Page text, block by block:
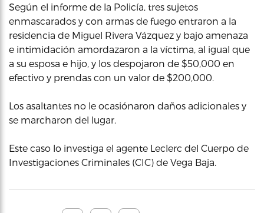
Según el informe de la Policía, tres sujetos
enmascarados y con armas de fuego entraron a la
residencia de Miguel Rivera Vázquez y bajo amenaza
e intimidación amordazaron a la víctima, al igual que
a su esposa e hijo, y los despojaron de $50,000 en
efectivo y prendas con un valor de $200,000.
Los asaltantes no le ocasiónaron daños adicionales y
se marcharon del lugar.
Este caso lo investiga el agente Leclerc del Cuerpo de
Investigaciones Criminales (CIC) de Vega Baja.